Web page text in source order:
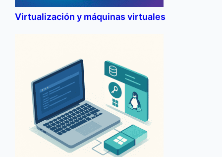
Virtualización y máquinas virtuales